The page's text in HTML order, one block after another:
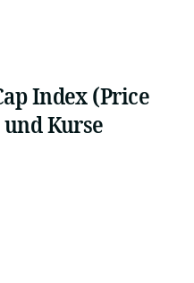
Index (Price
Kurse